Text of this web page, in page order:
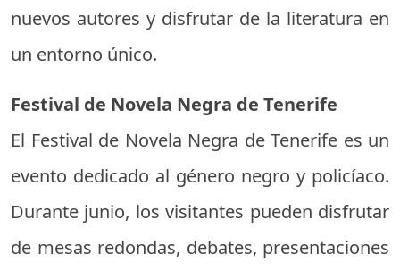
nuevos autores y disfrutar de la literatura en
un entorno único.
Festival de Novela Negra de Tenerife
El Festival de Novela Negra de Tenerife es un
evento dedicado al género negro y policíaco.
Durante junio, los visitantes pueden disfrutar
de mesas redondas, debates, presentaciones